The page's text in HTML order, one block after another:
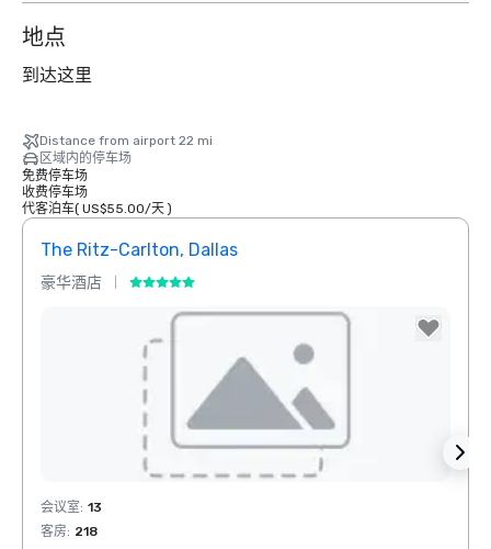
地点
到达这里
Distance from airport 22 mi
区域内的停车场
免费停车场
收费停车场
代客泊车( US$55.00/天)
The Ritz-Carlton, Dallas
豪华酒店
Removed from favorites
会议室: 13
客房: 218